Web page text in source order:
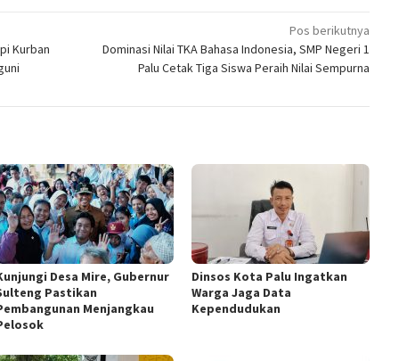
Kurban
Pos berikutnya
Dominasi Nilai TKA Bahasa Indonesia, SMP Negeri 1
Palu Cetak Tiga Siswa Peraih Nilai Sempurna
Desa Mire, Gubernur
Pastikan
Menjangkau
Dinsos Kota Palu Ingatkan
Warga Jaga Data
Kependudukan